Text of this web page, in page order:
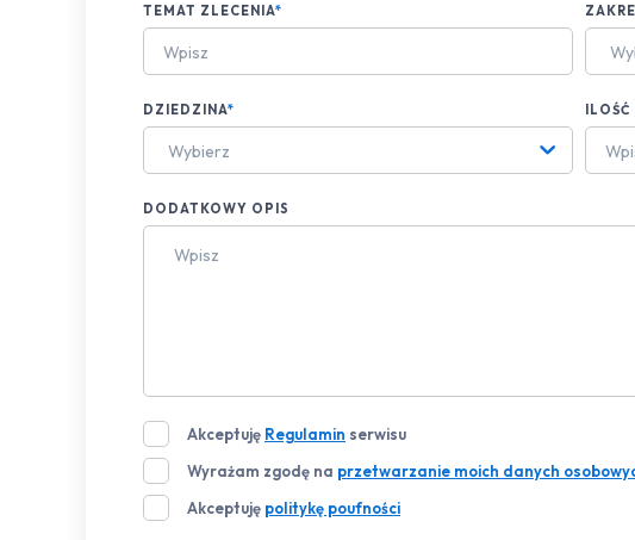
TEMAT ZLECENIA*
DZIEDZINA*
Wybierz
DODATKOWY OPIS
Akceptuję Regulamin serwisu
Wyrażam zgodę na przetwarzanie moich danych
Akceptuję politykę poufności